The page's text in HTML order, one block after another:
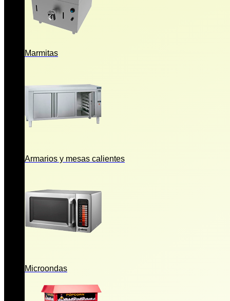
Marmitas
Armarios y mesas calientes
Microondas